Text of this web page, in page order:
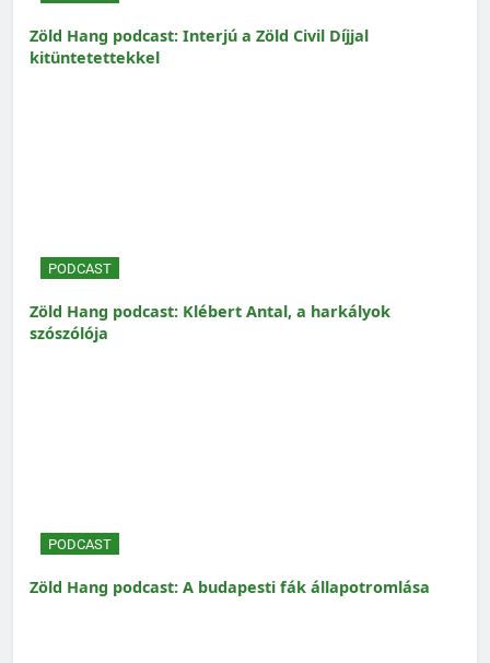
Zöld Hang podcast: Interjú a Zöld Civil Díjjal
kitüntetettekkel
PODCAST
Zöld Hang podcast: Klébert Antal, a harkályok
szószólója
PODCAST
Zöld Hang podcast: A budapesti fák állapotromlása